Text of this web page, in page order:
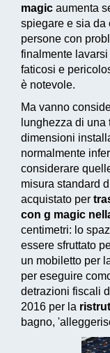
magic aumenta
spiegare e sia da
persone con
finalmente
faticosi e
è notevole.
Ma vanno
lunghezza di
dimensioni
normalmente
considerare
misura standard
acquistato per
con g magic
centimetri: lo
essere sfruttato
un mobiletto per
per eseguire
detrazioni fiscali
2016 per la
bagno,